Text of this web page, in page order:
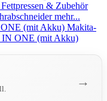
Fettpressen & Zubehör
mehr...
(mit Akku) Makita-
ONE (mit Akku)
→